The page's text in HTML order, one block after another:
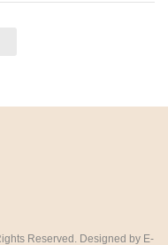
Reserved. Designed by E-